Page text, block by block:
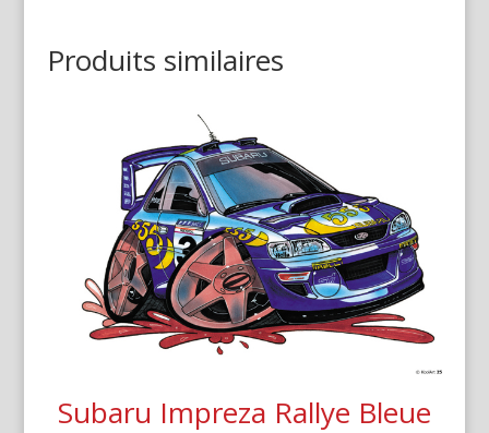
Produits similaires
Subaru Impreza Rallye Bleue